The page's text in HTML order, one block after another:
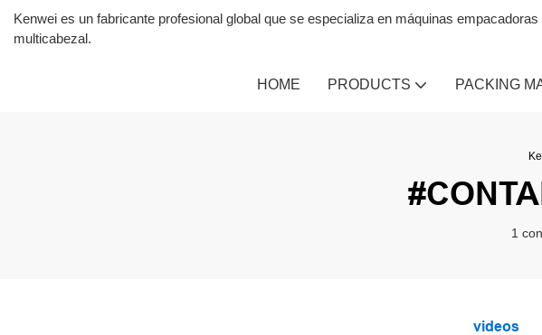
Kenwei es un fabricante profesional global que se especializa en máquinas
multicabezal.
HOME PRODUCTS PACKING
1
videos